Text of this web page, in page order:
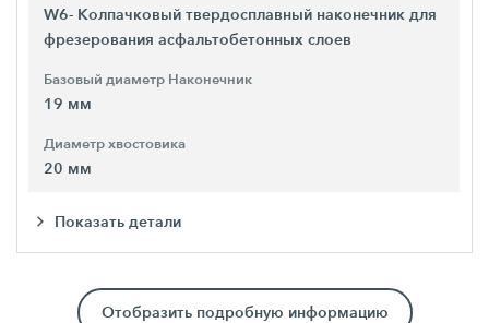
W6- Колпачковый твердосплавный наконечник для
фрезерования асфальтобетонных слоев
Базовый диаметр Наконечник
19 мм
Диаметр хвостовика
20 мм
Показать детали
Отобразить подробную информацию